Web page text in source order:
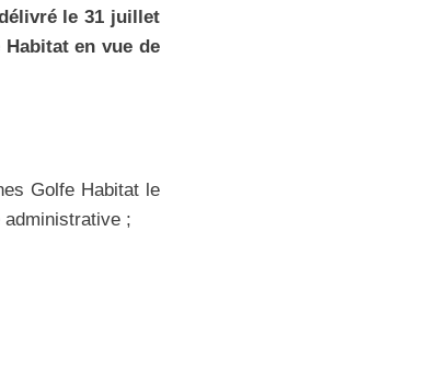
le 31 juillet
en vue de
Golfe Habitat le
;